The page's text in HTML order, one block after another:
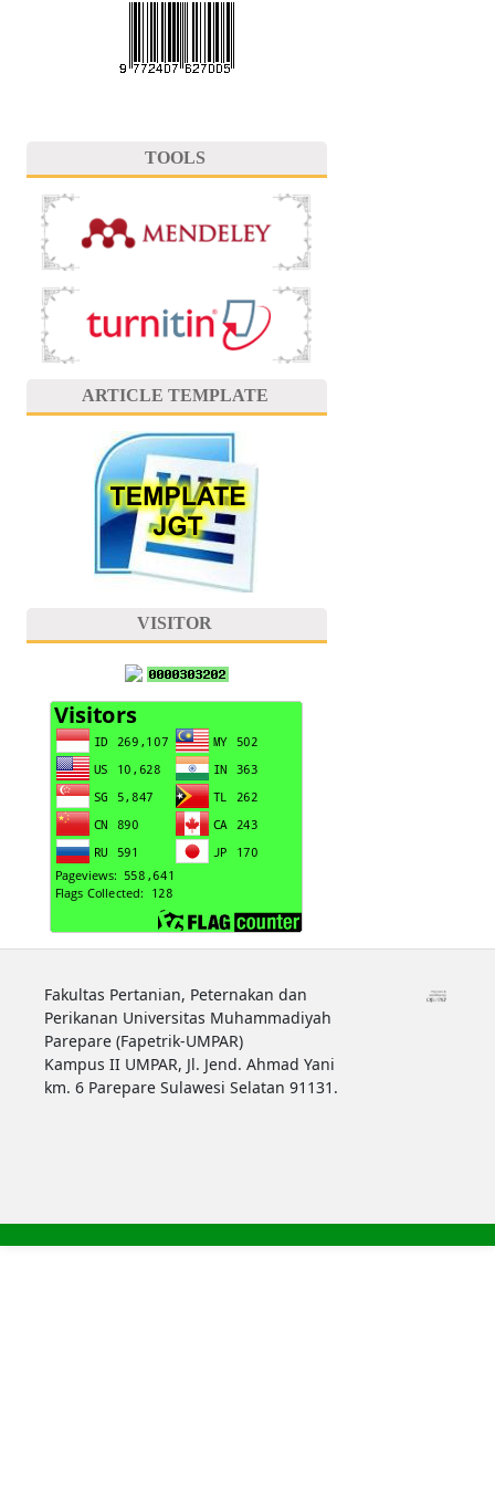
TOOLS
ARTICLE TEMPLATE
VISITOR
Fakultas Pertanian, Peternakan dan
Perikanan Universitas Muhammadiyah
Parepare (Fapetrik-UMPAR)
Kampus II UMPAR, Jl. Jend. Ahmad Yani
km. 6 Parepare Sulawesi Selatan 91131.